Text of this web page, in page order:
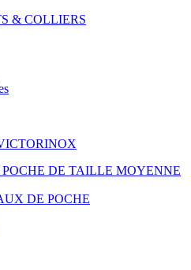
& COLLIERS
DE TAILLE MOYENNE
DE POCHE